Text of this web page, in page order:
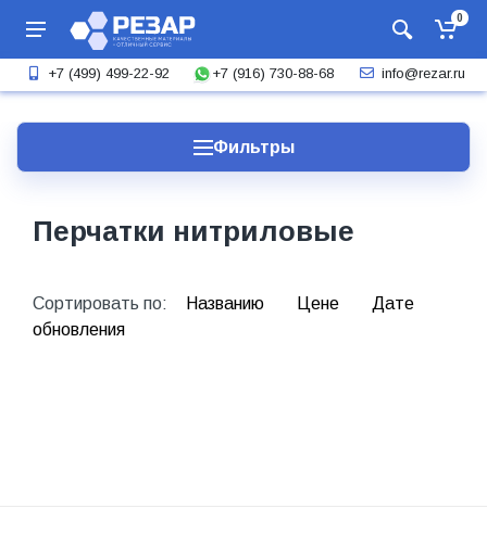
0
+7 (499) 499-22-92 +7 (916) 730-88-68 info@rezar.ru
Фильтры
Перчатки нитриловые
Сортировать по: Названию Цене
Дате
обновления